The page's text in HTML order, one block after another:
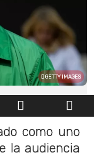
GETTY IMAGES
como uno
la audiencia